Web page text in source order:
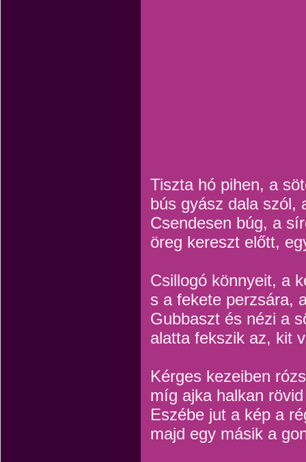
Tiszta hó pihen, a
bús gyász dala szól,
Csendesen búg, a
öreg kereszt előtt,
Csillogó könnyeit, a
s a fekete perzsára,
Gubbaszt és nézi a
alatta fekszik az, kit
Kérges kezeiben
míg ajka halkan
Eszébe jut a kép a
majd egy másik a